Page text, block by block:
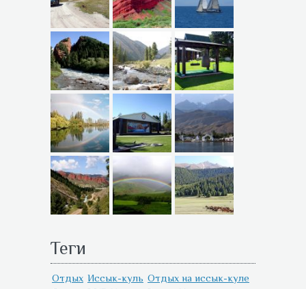
Теги
Отдых Иссык-куль Отдых на иссык-куле